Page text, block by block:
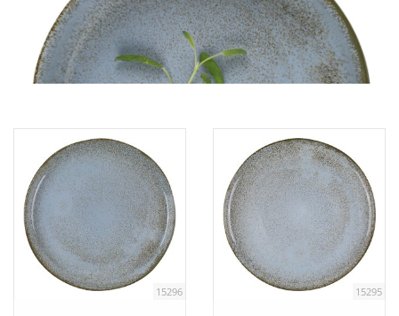
Fingerfood
Tafeln
Einrichtung
Berufsbekleidung 15296 15295